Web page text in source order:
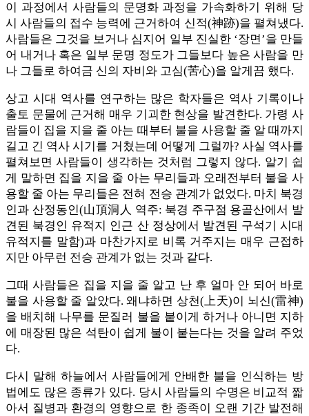
이 과정에서 사람들의 문명화 과정을 가속화하기 위해 당
시 사람들의 접수 능력에 근거하여 신적(神跡)을 펼쳐냈다.
사람들은 그것을 보거나 심지어 일부 진실한 ‘장면’을 만들
어 내거나 혹은 일부 문명 정도가 그들보다 높은 사람을 만
나 그들로 하여금 신의 자비와 고심(苦心)을 알게끔 했다.
상고 시대 역사를 연구하는 많은 학자들은 역사 기록이나
출토 문물에 근거해 매우 기괴한 현상을 발견한다. 가령 사
람들이 집을 지을 줄 아는 때부터 불을 사용할 줄 알 때까지
길고 긴 역사 시기를 거쳤는데 어떻게 그럴까? 사실 역사를
펼쳐보면 사람들이 생각하는 것처럼 그렇지 않다. 알기 쉽
게 말하면 집을 지을 줄 아는 무리들과 오래전부터 불을 사
용할 줄 아는 무리들은 전혀 전승 관계가 없었다. 마치 북경
인과 산정동인(山頂洞人 역주: 북경 주구점 용골산에서 발
견된 북경인 유적지 인근 산 정상에서 발견된 구석기 시대
유적지를 말함)과 마찬가지로 비록 거주지는 매우 근접하
지만 아무런 전승 관계가 없는 것과 같다.
그때 사람들은 집을 지을 줄 알고 난 후 얼마 안 되어 바로
불을 사용할 줄 알았다. 왜냐하면 상천(上天)이 뇌신(雷神)
을 배치해 나무를 문질러 불을 붙이게 하거나 아니면 지하
에 매장된 많은 석탄이 쉽게 불이 붙는다는 것을 알려 주었
다.
다시 말해 하늘에서 사람들에게 안배한 불을 인식하는 방
법에도 많은 종류가 있다. 당시 사람들의 수명은 비교적 짧
아서 질병과 환경의 영향으로 한 종족이 오랜 기간 발전해